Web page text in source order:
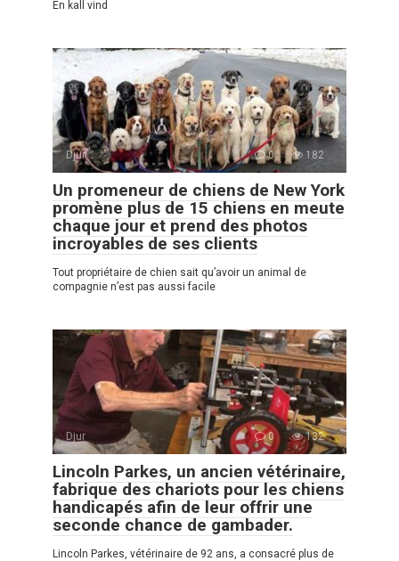
En kall vind
Djur 0 182
Un promeneur de chiens de New York
promène plus de 15 chiens en meute
chaque jour et prend des photos
incroyables de ses clients
Tout propriétaire de chien sait qu’avoir un animal de
compagnie n’est pas aussi facile
Djur 0 132
Lincoln Parkes, un ancien vétérinaire,
fabrique des chariots pour les chiens
handicapés afin de leur offrir une
seconde chance de gambader.
Lincoln Parkes, vétérinaire de 92 ans, a consacré plus de